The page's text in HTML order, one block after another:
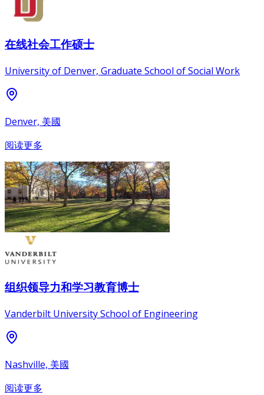
在线社会工作硕士
University of Denver, Graduate School of Social Work
Denver, 美國
阅读更多
组织领导力和学习教育博士
Vanderbilt University School of Engineering
Nashville, 美國
阅读更多